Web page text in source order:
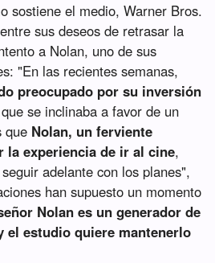
sostiene el medio, Warner Bros.
sus deseos de retrasar la
a Nolan, uno de sus
"En las recientes semanas,
preocupado por su inversión
se inclinaba a favor de un
que Nolan, un ferviente
la experiencia de ir al cine,
adelante con los planes",
han supuesto un momento
Nolan es un generador de
el estudio quiere mantenerlo